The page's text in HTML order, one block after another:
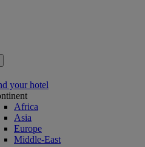
your hotel
Africa
Asia
Europe
Middle-East